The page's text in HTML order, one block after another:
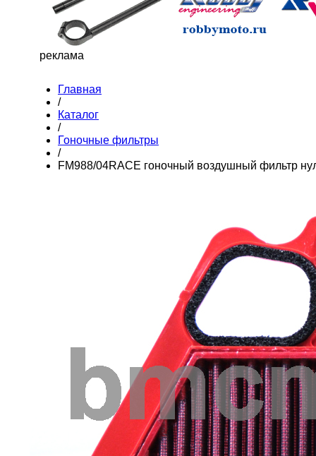
реклама
Главная
/
Каталог
/
Гоночные фильтры
/
FM988/04RACE гоночный воздушный фильтр